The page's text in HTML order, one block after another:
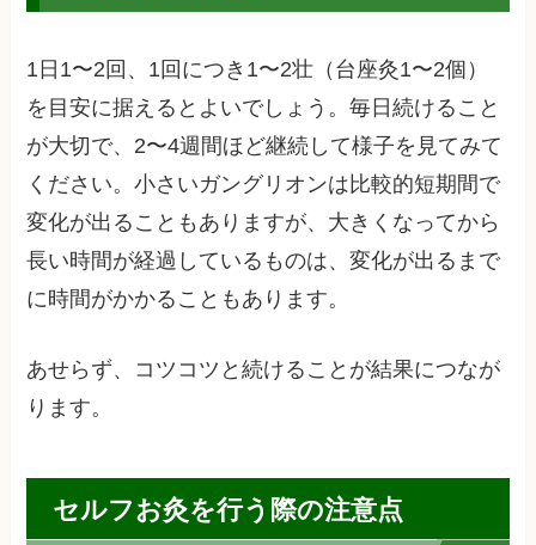
1日1〜2回、1回につき1〜2壮（台座灸1〜2個）
を目安に据えるとよいでしょう。毎日続けること
が大切で、2〜4週間ほど継続して様子を見てみて
ください。小さいガングリオンは比較的短期間で
変化が出ることもありますが、大きくなってから
長い時間が経過しているものは、変化が出るまで
に時間がかかることもあります。
あせらず、コツコツと続けることが結果につなが
ります。
セルフお灸を行う際の注意点